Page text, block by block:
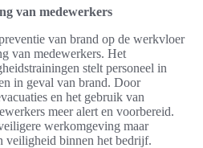
van medewerkers
van brand op de werkvloer
van medewerkers. Het
stelt personeel in
in geval van brand. Door
en het gebruik van
meer alert en voorbereid.
werkomgeving maar
veiligheid binnen het bedrijf.